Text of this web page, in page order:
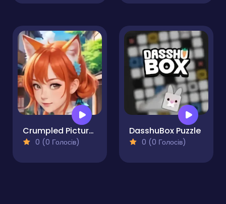
Crumpled Pictures
0 (0 Голосів)
DasshuBox Puzzle
0 (0 Голосів)